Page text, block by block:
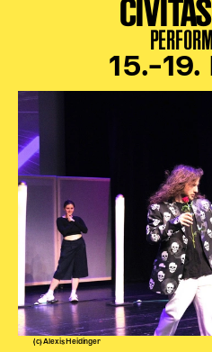
15.–19.
(c) Alexis Heidinger